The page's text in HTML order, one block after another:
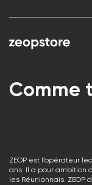
Comme
ZEOP est l’opérateur
ans. Il a pour ambition
les Réunionnais.